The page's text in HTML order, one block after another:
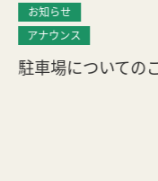
お知らせ
アナウンス
駐車場についての